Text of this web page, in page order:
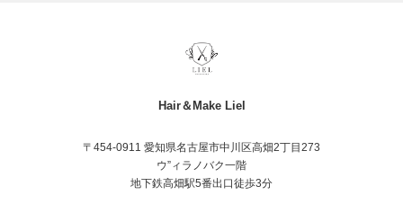
Hair＆Make Liel
〒454-0911 愛知県名古屋市中川区高畑2丁目273
ウ”ィラノバク一階
地下鉄高畑駅5番出口徒歩3分